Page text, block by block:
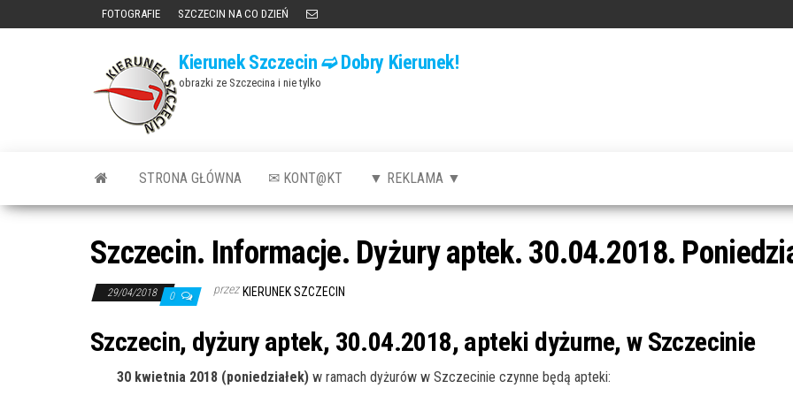
FOTOGRAFIE SZCZECIN NA CO DZIEŃ
Kierunek Szczecin ➫ Dobry Kierunek!
obrazki ze Szczecina i nie tylko
STRONA GŁÓWNA ✉ KONT@KT ▼ REKLAMA ▼
Szczecin. Informacje. Dyżury aptek. 30.04.2018.
29/04/2018 0 przez KIERUNEK SZCZECIN
Szczecin, dyżury aptek, 30.04.2018, apteki dyżurne, w Szczecinie
30 kwietnia 2018 (poniedziałek) w ramach dyżurów w Szczecinie czynne będą apteki: